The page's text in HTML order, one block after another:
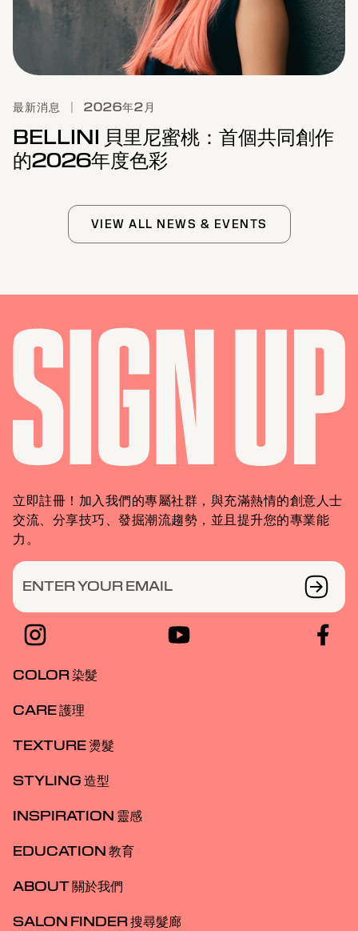
最新消息 2026年2月
BELLINI 貝里尼蜜桃：首個共同創作
的2026年度色彩
VIEW ALL NEWS & EVENTS
立即註冊！加入我們的專屬社群，與充滿熱情的創意人士
交流、分享技巧、發掘潮流趨勢，並且提升您的專業能
力。
ENTER YOUR EMAIL
COLOR 染髮
CARE 護理
TEXTURE 燙髮
STYLING 造型
INSPIRATION 靈感
EDUCATION 教育
ABOUT 關於我們
SALON FINDER 搜尋髮廊